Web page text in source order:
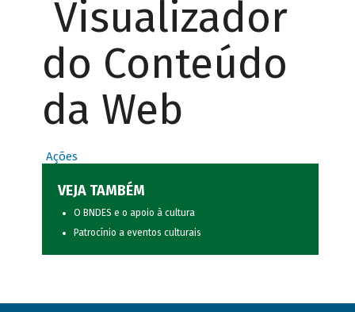
Visualizador
do Conteúdo
da Web
Ações
VEJA TAMBÉM
O BNDES e o apoio à cultura
Patrocínio a eventos culturais